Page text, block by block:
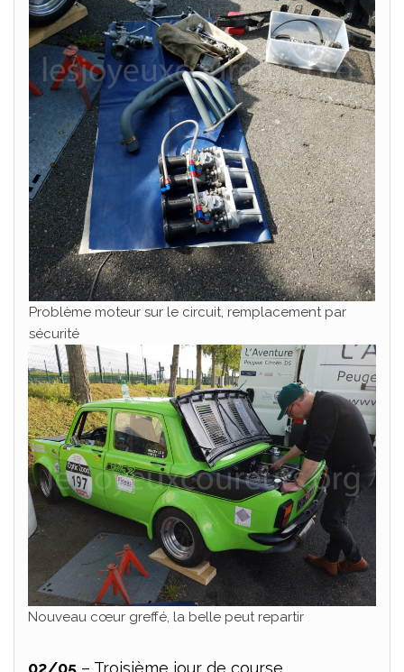
Problème moteur sur le circuit, remplacement par
sécurité
Nouveau cœur greffé, la belle peut repartir
02/05 – Troisième jour de course